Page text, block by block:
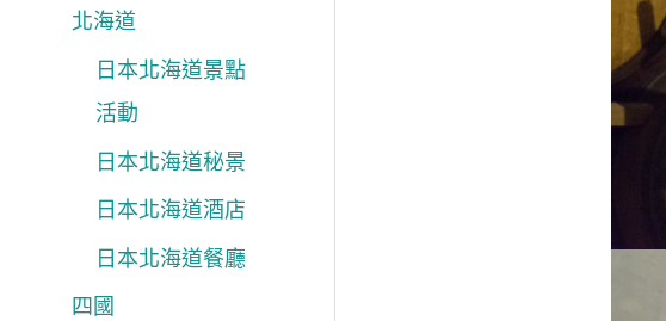
北海道
日本北海道景點
活動
日本北海道秘景
日本北海道酒店
日本北海道餐廳
四國